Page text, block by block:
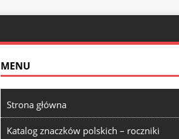
MENU
Strona główna
Katalog znaczków polskich – roczniki